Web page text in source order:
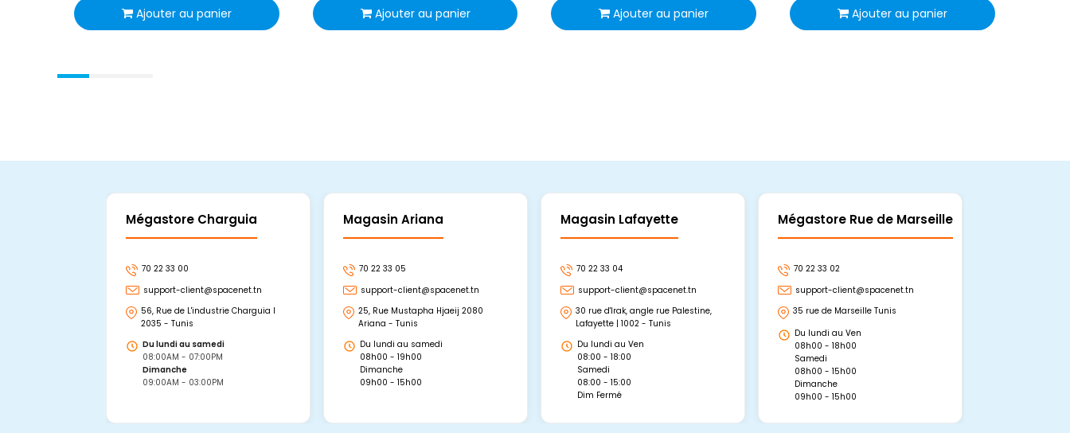
Ajouter au panier Ajouter au panier Ajouter au panier Ajouter au panier
Mégastore Charguia
70 22 33 00
support-client@spacenet.tn
56, Rue de L'industrie Charguia I
2035 - Tunis
Du lundi au samedi
08:00AM - 07:00PM
Dimanche
09:00AM - 03:00PM
Magasin Ariana
70 22 33 05
support-client@spacenet.tn
25, Rue Mustapha Hjaeij 2080
Ariana - Tunis
Du lundi au samedi
08h00 - 19h00
Dimanche
09h00 - 15h00
Magasin Lafayette
70 22 33 04
support-client@spacenet.tn
30 rue d'Irak, angle rue Palestine,
Lafayette | 1002 - Tunis
Du lundi au Ven
08:00 - 18:00
Samedi
08:00 - 15:00
Dim Fermé
Mégastore Rue de Marseille
70 22 33 02
support-client@spacenet.tn
35 rue de Marseille Tunis
Du lundi au Ven
08h00 - 18h00
Samedi
08h00 - 15h00
Dimanche
09h00 - 15h00